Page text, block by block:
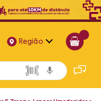
Região
Alagoas
Bahia